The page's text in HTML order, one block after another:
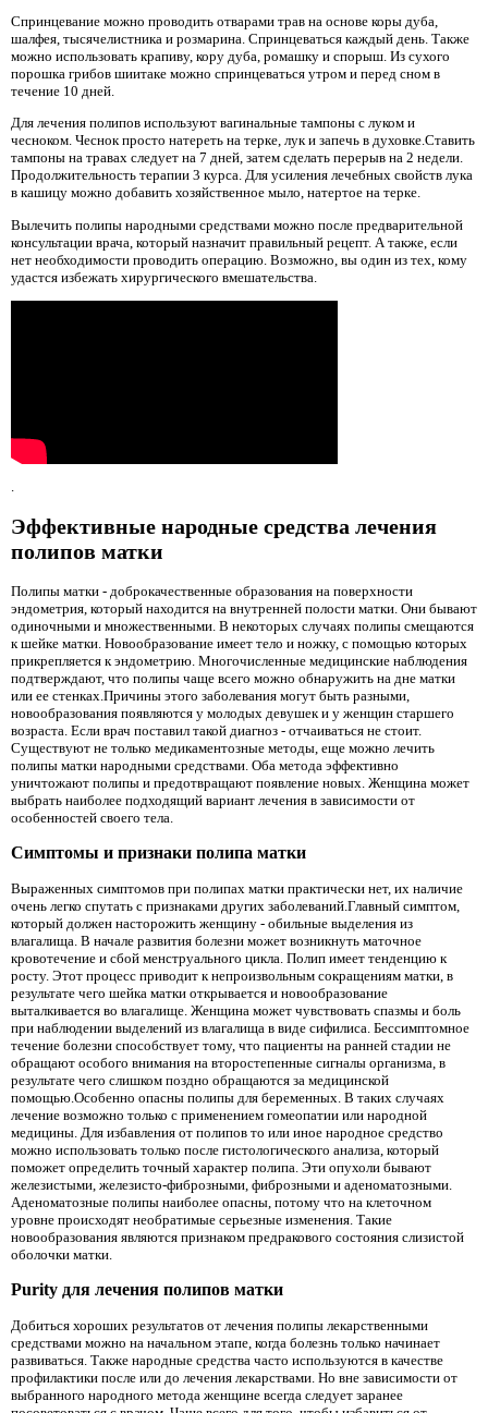
Спринцевание можно проводить отварами трав на основе коры дуба,
шалфея, тысячелистника и розмарина. Спринцеваться каждый день. Также
можно использовать крапиву, кору дуба, ромашку и спорыш. Из сухого
порошка грибов шиитаке можно спринцеваться утром и перед сном в
течение 10 дней.
Для лечения полипов используют вагинальные тампоны с луком и
чесноком. Чеснок просто натереть на терке, лук и запечь в духовке.Ставить
тампоны на травах следует на 7 дней, затем сделать перерыв на 2 недели.
Продолжительность терапии 3 курса. Для усиления лечебных свойств лука
в кашицу можно добавить хозяйственное мыло, натертое на терке.
Вылечить полипы народными средствами можно после предварительной
консультации врача, который назначит правильный рецепт. А также, если
нет необходимости проводить операцию. Возможно, вы один из тех, кому
удастся избежать хирургического вмешательства.
.
Эффективные народные средства лечения
полипов матки
Полипы матки - доброкачественные образования на поверхности
эндометрия, который находится на внутренней полости матки. Они бывают
одиночными и множественными. В некоторых случаях полипы смещаются
к шейке матки. Новообразование имеет тело и ножку, с помощью которых
прикрепляется к эндометрию. Многочисленные медицинские наблюдения
подтверждают, что полипы чаще всего можно обнаружить на дне матки
или ее стенках.Причины этого заболевания могут быть разными,
новообразования появляются у молодых девушек и у женщин старшего
возраста. Если врач поставил такой диагноз - отчаиваться не стоит.
Существуют не только медикаментозные методы, еще можно лечить
полипы матки народными средствами. Оба метода эффективно
уничтожают полипы и предотвращают появление новых. Женщина может
выбрать наиболее подходящий вариант лечения в зависимости от
особенностей своего тела.
Симптомы и признаки полипа матки
Выраженных симптомов при полипах матки практически нет, их наличие
очень легко спутать с признаками других заболеваний.Главный симптом,
который должен насторожить женщину - обильные выделения из
влагалища. В начале развития болезни может возникнуть маточное
кровотечение и сбой менструального цикла. Полип имеет тенденцию к
росту. Этот процесс приводит к непроизвольным сокращениям матки, в
результате чего шейка матки открывается и новообразование
выталкивается во влагалище. Женщина может чувствовать спазмы и боль
при наблюдении выделений из влагалища в виде сифилиса. Бессимптомное
течение болезни способствует тому, что пациенты на ранней стадии не
обращают особого внимания на второстепенные сигналы организма, в
результате чего слишком поздно обращаются за медицинской
помощью.Особенно опасны полипы для беременных. В таких случаях
лечение возможно только с применением гомеопатии или народной
медицины. Для избавления от полипов то или иное народное средство
можно использовать только после гистологического анализа, который
поможет определить точный характер полипа. Эти опухоли бывают
железистыми, железисто-фиброзными, фиброзными и аденоматозными.
Аденоматозные полипы наиболее опасны, потому что на клеточном
уровне происходят необратимые серьезные изменения. Такие
новообразования являются признаком предракового состояния слизистой
оболочки матки.
Purity для лечения полипов матки
Добиться хороших результатов от лечения полипы лекарственными
средствами можно на начальном этапе, когда болезнь только начинает
развиваться. Также народные средства часто используются в качестве
профилактики после или до лечения лекарствами. Но вне зависимости от
выбранного народного метода женщине всегда следует заранее